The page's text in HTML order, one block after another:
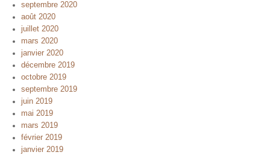
septembre 2020
août 2020
juillet 2020
mars 2020
janvier 2020
décembre 2019
octobre 2019
septembre 2019
juin 2019
mai 2019
mars 2019
février 2019
janvier 2019